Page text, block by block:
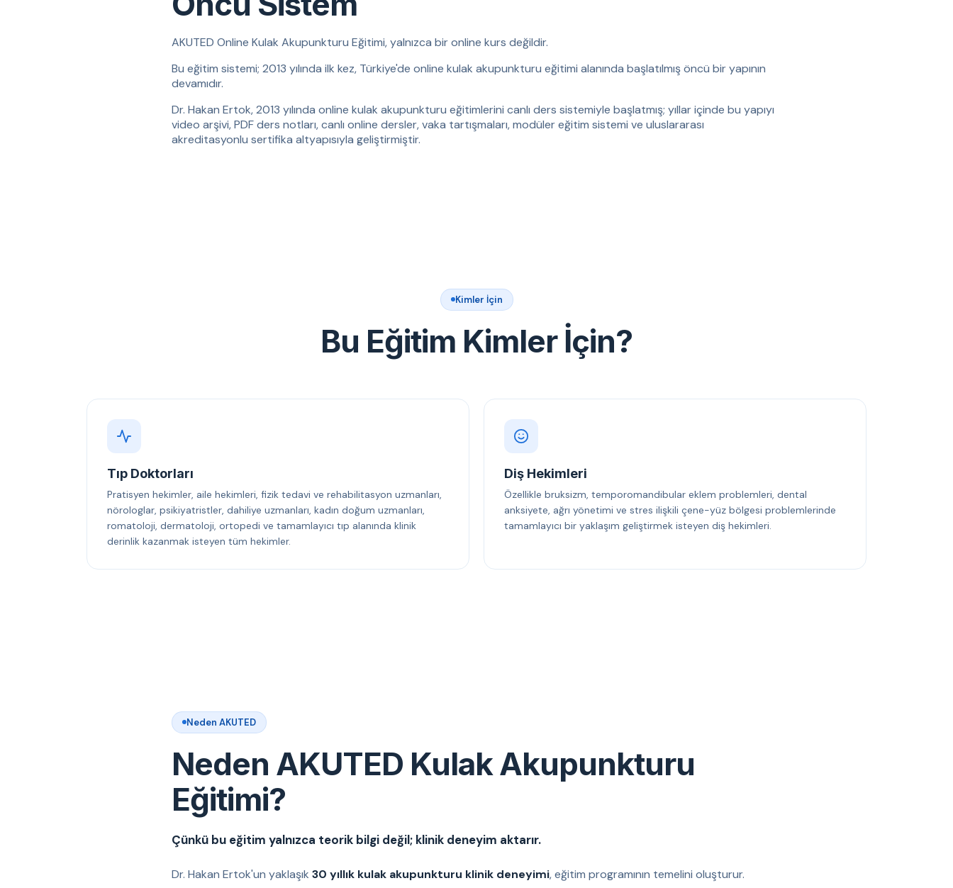
AKUTED Online Kulak Akupunkturu Eğitimi, yalnızca bir online kurs değildir.
Bu eğitim sistemi; 2013 yılında ilk kez, Türkiye'de online kulak akupunkturu eğitimi alanında başlatılmış öncü bir yapının
devamıdır.
Dr. Hakan Ertok, 2013 yılında online kulak akupunkturu eğitimlerini canlı ders sistemiyle başlatmış; yıllar içinde bu yapıyı
video arşivi, PDF ders notları, canlı online dersler, vaka tartışmaları, modüler eğitim sistemi ve uluslararası
akreditasyonlu sertifika altyapısıyla geliştirmiştir.
Kimler İçin
Bu Eğitim Kimler İçin?
Tıp Doktorları
Pratisyen hekimler, aile hekimleri, fizik tedavi ve rehabilitasyon uzmanları,
nörologlar, psikiyatristler, dahiliye uzmanları, kadın doğum uzmanları,
romatoloji, dermatoloji, ortopedi ve tamamlayıcı tıp alanında klinik
derinlik kazanmak isteyen tüm hekimler.
Diş Hekimleri
Özellikle bruksizm, temporomandibular eklem problemleri, dental
anksiyete, ağrı yönetimi ve stres ilişkili çene-yüz bölgesi problemlerinde
tamamlayıcı bir yaklaşım geliştirmek isteyen diş hekimleri.
Neden AKUTED
Neden AKUTED Kulak Akupunkturu
Eğitimi?
Çünkü bu eğitim yalnızca teorik bilgi değil; klinik deneyim aktarır.
Dr. Hakan Ertok'un yaklaşık 30 yıllık kulak akupunkturu klinik deneyimi, eğitim programının temelini oluşturur.